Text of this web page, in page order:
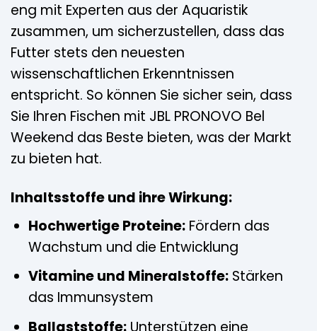
eng mit Experten aus der Aquaristik
zusammen, um sicherzustellen, dass das
Futter stets den neuesten
wissenschaftlichen Erkenntnissen
entspricht. So können Sie sicher sein, dass
Sie Ihren Fischen mit JBL PRONOVO Bel
Weekend das Beste bieten, was der Markt
zu bieten hat.
Inhaltsstoffe und ihre Wirkung:
Hochwertige Proteine:Fördern das
Wachstum und die Entwicklung
Vitamine und Mineralstoffe:Stärken
das Immunsystem
Ballaststoffe:Unterstützen eine